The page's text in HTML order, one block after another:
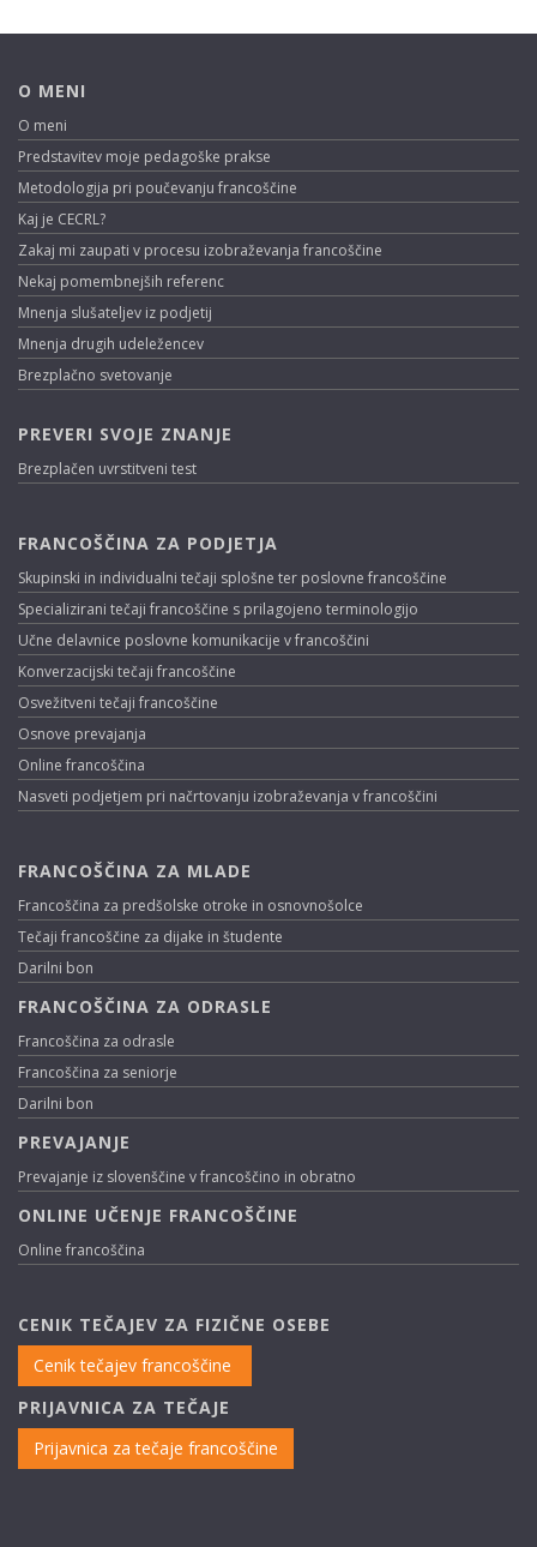
O MENI
O meni
Predstavitev moje pedagoške prakse
Metodologija pri poučevanju francoščine
Kaj je CECRL?
Zakaj mi zaupati v procesu izobraževanja francoščine
Nekaj pomembnejših referenc
Mnenja slušateljev iz podjetij
Mnenja drugih udeležencev
Brezplačno svetovanje
PREVERI SVOJE ZNANJE
Brezplačen uvrstitveni test
FRANCOŠČINA ZA PODJETJA
Skupinski in individualni tečaji splošne ter poslovne francoščine
Specializirani tečaji francoščine s prilagojeno terminologijo
Učne delavnice poslovne komunikacije v francoščini
Konverzacijski tečaji francoščine
Osvežitveni tečaji francoščine
Osnove prevajanja
Online francoščina
Nasveti podjetjem pri načrtovanju izobraževanja v francoščini
FRANCOŠČINA ZA MLADE
Francoščina za predšolske otroke in osnovnošolce
Tečaji francoščine za dijake in študente
Darilni bon
FRANCOŠČINA ZA ODRASLE
Francoščina za odrasle
Francoščina za seniorje
Darilni bon
PREVAJANJE
Prevajanje iz slovenščine v francoščino in obratno
ONLINE UČENJE FRANCOŠČINE
Online francoščina
CENIK TEČAJEV ZA FIZIČNE OSEBE
Cenik tečajev francoščine
PRIJAVNICA ZA TEČAJE
Prijavnica za tečaje francoščine